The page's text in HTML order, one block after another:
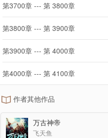
第3700章 --- 第 3800章
第3800章 --- 第 3900章
第3900章 --- 第 4000章
第4000章 --- 第 4100章
作者其他作品
万古神帝
飞天鱼